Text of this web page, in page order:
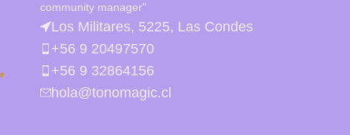
community manager"
Los Militares, 5225, Las Condes
+56 9 20497570
+56 9 32864156
hola@tonomagic.cl